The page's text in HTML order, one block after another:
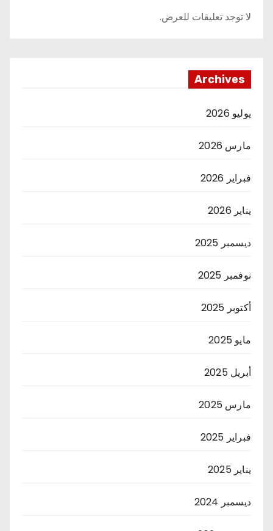
لا توجد تعليقات للعرض.
Archives
يوليو 2026
مارس 2026
فبراير 2026
يناير 2026
ديسمبر 2025
نوفمبر 2025
أكتوبر 2025
مايو 2025
أبريل 2025
مارس 2025
فبراير 2025
يناير 2025
ديسمبر 2024